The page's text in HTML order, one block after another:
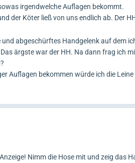
irgendwelche Auflagen bekommt.
der Köter ließ von uns endlich ab. Der
abgeschürftes Handgelenk auf dem
ärgste war der HH. Na dann frag ich
Auflagen bekommen würde ich die
Nimm die Hose mit und zeig das